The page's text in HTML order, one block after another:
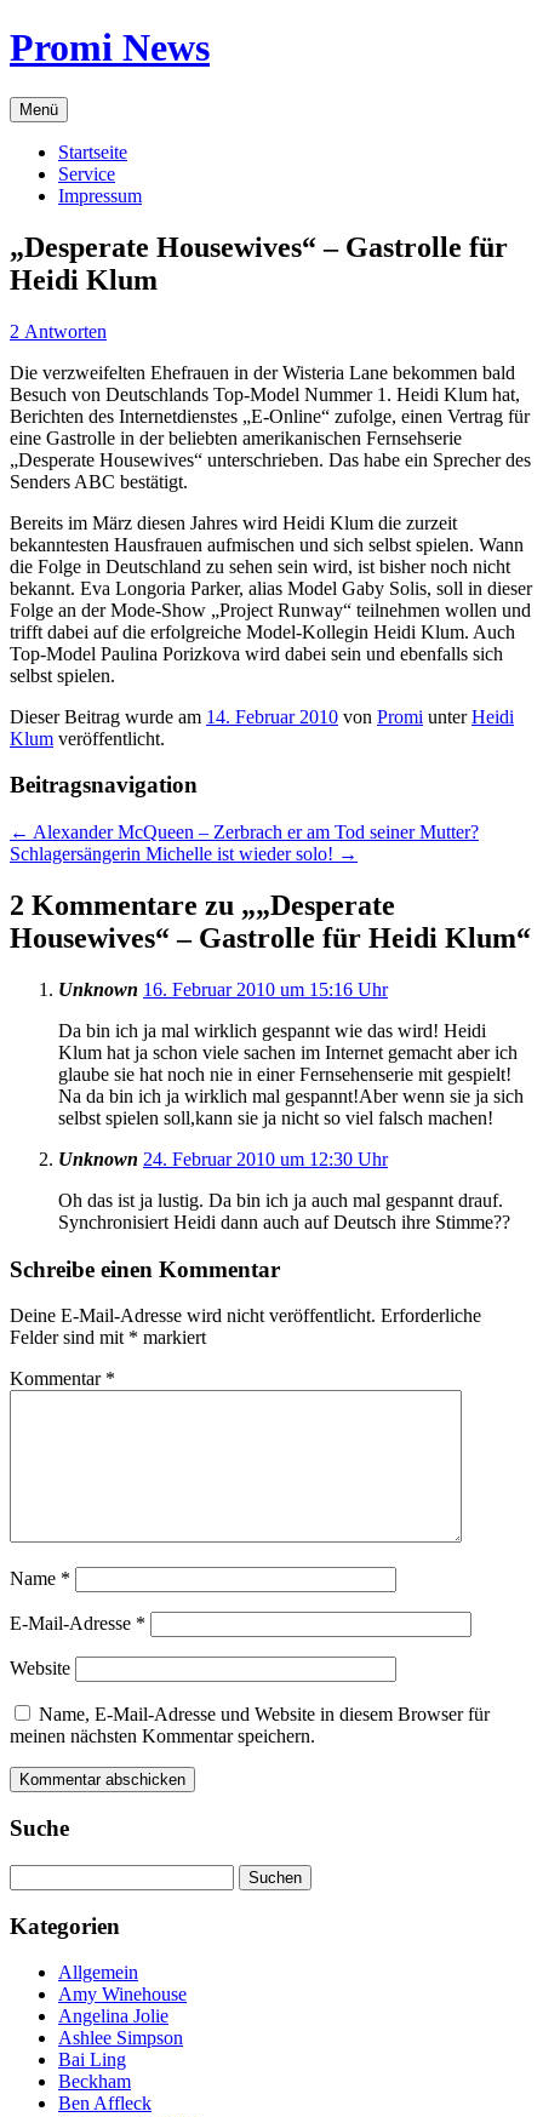
Zum
Inhalt
Promi News
Menü
Startseite
Service
Impressum
„Desperate Housewives“ – Gastrolle für
Heidi Klum
2 Antworten
Die verzweifelten Ehefrauen in der Wisteria Lane bekommen bald
Besuch von Deutschlands Top-Model Nummer 1. Heidi Klum hat,
Berichten des Internetdienstes „E-Online“ zufolge, einen Vertrag für
eine Gastrolle in der beliebten amerikanischen Fernsehserie
„Desperate Housewives“ unterschrieben. Das habe ein Sprecher des
Senders ABC bestätigt.
Bereits im März diesen Jahres wird Heidi Klum die zurzeit
bekanntesten Hausfrauen aufmischen und sich selbst spielen. Wann
die Folge in Deutschland zu sehen sein wird, ist bisher noch nicht
bekannt. Eva Longoria Parker, alias Model Gaby Solis, soll in dieser
Folge an der Mode-Show „Project Runway“ teilnehmen wollen und
trifft dabei auf die erfolgreiche Model-Kollegin Heidi Klum. Auch
Top-Model Paulina Porizkova wird dabei sein und ebenfalls sich
selbst spielen.
Dieser Beitrag wurde am 14. Februar 2010 von Promi unterHeidi
Klum veröffentlicht.
Beitragsnavigation
← Alexander McQueen – Zerbrach er am Tod seiner Mutter?
Schlagersängerin Michelle ist wieder solo! →
2 Kommentare zu „„Desperate
Housewives“ – Gastrolle für Heidi Klum“
Unknown 16. Februar 2010 um 15:16 Uhr
Da bin ich ja mal wirklich gespannt wie das wird! Heidi
Klum hat ja schon viele sachen im Internet gemacht aber ich
glaube sie hat noch nie in einer Fernsehenserie mit gespielt!
Na da bin ich ja wirklich mal gespannt!Aber wenn sie ja sich
selbst spielen soll,kann sie ja nicht so viel falsch machen!
Unknown 24. Februar 2010 um 12:30 Uhr
Oh das ist ja lustig. Da bin ich ja auch mal gespannt drauf.
Synchronisiert Heidi dann auch auf Deutsch ihre Stimme??
Schreibe einen Kommentar
Deine E-Mail-Adresse wird nicht veröffentlicht. Erforderliche
Felder sind mit * markiert
Kommentar *
Name *
E-Mail-Adresse *
Website
Name, E-Mail-Adresse und Website in diesem Browser für
meinen nächsten Kommentar speichern.
Suche
nach:
Kategorien
Allgemein
Amy Winehouse
Angelina Jolie
Ashlee Simpson
Bai Ling
Beckham
Ben Affleck